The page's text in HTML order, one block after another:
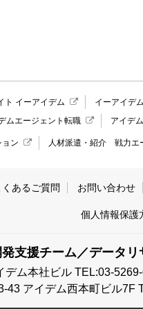
ト イーアイデム イーアイデ
ムエージェント転職 アイデ
ン 人材派遣・紹介 戦力エ
くあるご質問 お問い合わせ
個人情報保護
支援チーム／データリ
デム本社ビル TEL:03-
43 アイデム西本町ビル7F